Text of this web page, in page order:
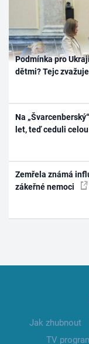
Podmínka pro
dětmi? Tejc
Na
let, teď ceduli
Zemřela známá
zákeřné nemoci
Jak zhubnout
TV